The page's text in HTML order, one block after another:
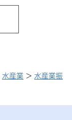
水産業 > 水産業振